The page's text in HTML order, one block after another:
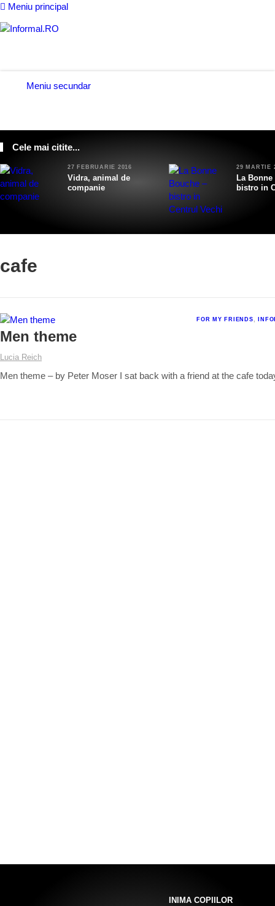
Meniu principal
Meniu secundar
Cele mai citite...
27 FEBRUARIE 2016
Vidra, animal de
companie
29 MARTIE
La
bistro in
cafe
FOR MY FRIENDS,
Men theme
Lucia Reich
Men theme – by Peter Moser I sat back with a friend at the cafe
INIMA COPIILOR